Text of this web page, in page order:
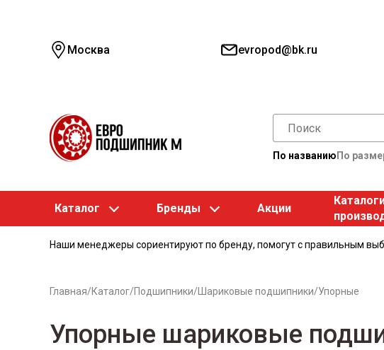
Москва evropod@bk.ru
По названию По
Каталог Бренды Акции
Наши менеджеры сориентируют по бренду, помогут с правильным
Главная/Каталог/Подшипники/ Шариковые подшипники/Упорные
Упорные шариковые